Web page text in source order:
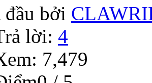
đầu bởi
lời: 4
7,479